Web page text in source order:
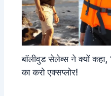
बॉलीवुड सेलेब्स ने क्यों कहा,
का करो एक्सप्लोर!